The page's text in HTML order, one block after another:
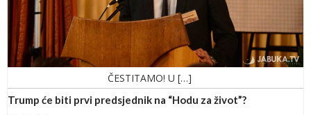
ČESTITAMO! U […]
Trump će biti prvi predsjednik na “Hodu za život”?